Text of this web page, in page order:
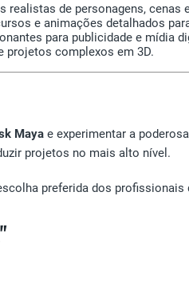
realistas de personagens,
e animações detalhados
para publicidade e mídia
projetos complexos em 3D.
Maya e experimentar a
projetos no mais alto nível.
preferida dos